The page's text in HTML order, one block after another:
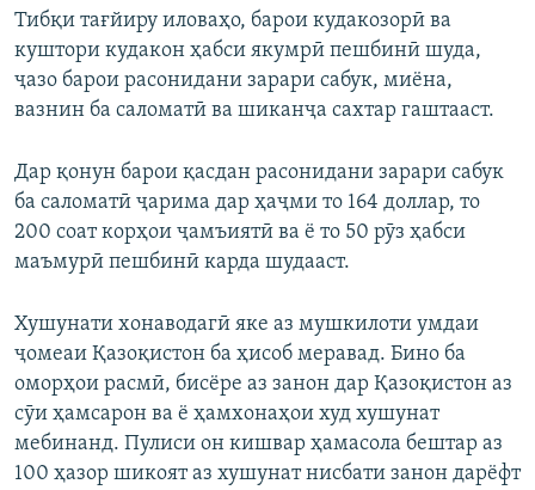
Тибқи тағйиру иловаҳо, барои кудакозорӣ ва
куштори кудакон ҳабси якумрӣ пешбинӣ шуда,
ҷазо барои расонидани зарари сабук, миёна,
вазнин ба саломатӣ ва шиканҷа сахтар гаштааст.
Дар қонун барои қасдан расонидани зарари сабук
ба саломатӣ ҷарима дар ҳаҷми то 164 доллар, то
200 соат корҳои ҷамъиятӣ ва ё то 50 рӯз ҳабси
маъмурӣ пешбинӣ карда шудааст.
Хушунати хонаводагӣ яке аз мушкилоти умдаи
ҷомеаи Қазоқистон ба ҳисоб меравад. Бино ба
оморҳои расмӣ, бисёре аз занон дар Қазоқистон аз
сӯи ҳамсарон ва ё ҳамхонаҳои худ хушунат
мебинанд. Пулиси он кишвар ҳамасола бештар аз
100 ҳазор шикоят аз хушунат нисбати занон дарёфт